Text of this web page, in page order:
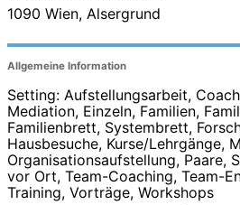
1090 Wien, Alsergrund
Allgemeine Information
Setting: Aufstellungsarbeit,
Mediation, Einzeln, Familien,
Familienbrett, Systembrett,
Hausbesuche, Kurse/Lehrgänge,
Organisationsaufstellung, Paare,
vor Ort, Team-Coaching, Team-
Training, Vorträge, Workshops